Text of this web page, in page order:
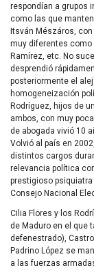
respondían a grupos
como las que
Itsván Mészáros,
muy diferentes como
Ramírez, etc. No
desprendió
posteriormente el
homogeneización
Rodríguez, hijos de
ambos, con muy
de abogada vivió 10
Volvió al país en
distintos cargos
relevancia política
prestigioso
Consejo Nacional
Cilia Flores y los
de Maduro en el que
defenestrado),
Padrino López se
a las fuerzas